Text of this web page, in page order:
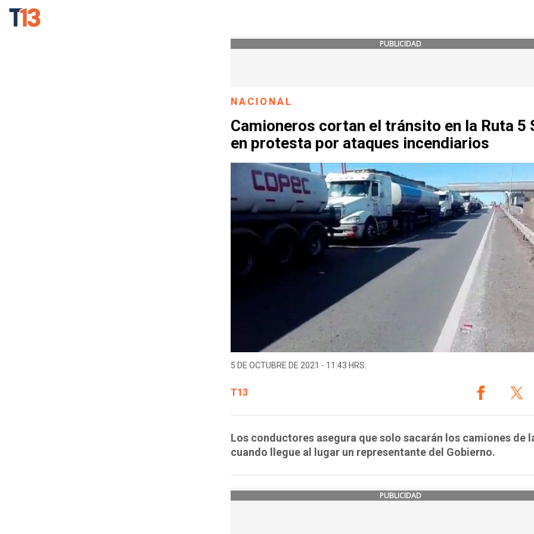
PUBLICIDAD
NACIONAL
Camioneros cortan el tránsito en la Ruta 5
en protesta por ataques incendiarios
5 DE OCTUBRE DE 2021 - 11:43 HRS.
T13
Los conductores asegura que solo sacarán los camiones de
cuando llegue al lugar un representante del Gobierno.
PUBLICIDAD